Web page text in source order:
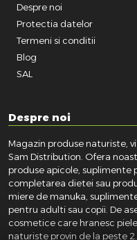
Despre noi
Protectia datelor
Termeni si conditii
Blog
SAL
Despre noi
Magazin produse naturiste,
Sam Distribution. Ofera
produse apicole,
completarea dietei sau
miere de manuka,
pentru adulti sau copii. De
cosmetice care hranesc
naturiste provin de la peste